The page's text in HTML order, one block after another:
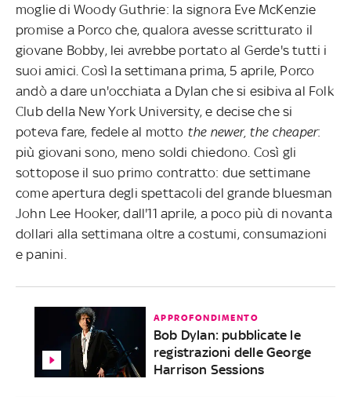
moglie di Woody Guthrie: la signora Eve McKenzie
promise a Porco che, qualora avesse scritturato il
giovane Bobby, lei avrebbe portato al Gerde's tutti i
suoi amici. Così la settimana prima, 5 aprile, Porco
andò a dare un'occhiata a Dylan che si esibiva al Folk
Club della New York University, e decise che si
poteva fare, fedele al motto the newer, the cheaper:
più giovani sono, meno soldi chiedono. Così gli
sottopose il suo primo contratto: due settimane
come apertura degli spettacoli del grande bluesman
John Lee Hooker, dall'11 aprile, a poco più di novanta
dollari alla settimana oltre a costumi, consumazioni
e panini.
APPROFONDIMENTO
Bob Dylan: pubblicate le
registrazioni delle George
Harrison Sessions